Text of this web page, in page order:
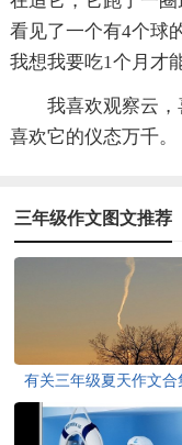
看见了一个有4个球
我想我要吃1个月
我喜欢观察云，
喜欢它的仪态万千。
三年级作文图文推荐
有关三年级夏天作文合